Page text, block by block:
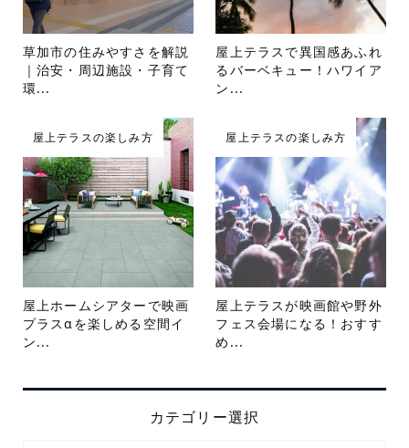
草加市の住みやすさを解説
｜治安・周辺施設・子育て
環...
屋上テラスで異国感あふれ
るバーベキュー！ハワイア
ン...
屋上テラスの楽しみ方
屋上ホームシアターで映画
プラスαを楽しめる空間イ
ン...
屋上テラスの楽しみ方
屋上テラスが映画館や野外
フェス会場になる！おすす
め...
カテゴリー選択